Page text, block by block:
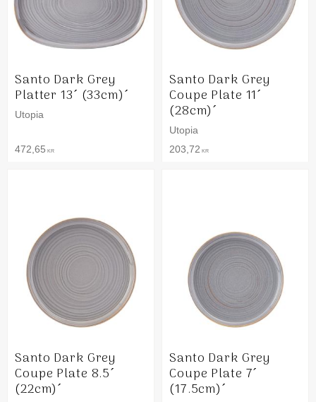
Santo Dark Grey
Platter 13´ (33cm)´
Utopia
472,65 KR
Santo Dark Grey
Coupe Plate 11´
(28cm)´
Utopia
203,72 KR
Santo Dark Grey
Coupe Plate 8.5´
(22cm)´
Santo Dark Grey
Coupe Plate 7´
(17.5cm)´